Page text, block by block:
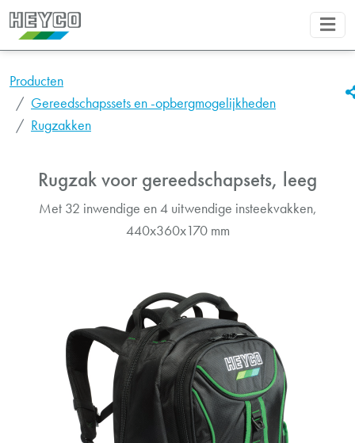
Producten
Gereedschapssets en -opbergmogelijkheden
Rugzakken
Rugzak voor gereedschapsets, leeg
Met 32 inwendige en 4 uitwendige insteekvakken,
440x360x170 mm